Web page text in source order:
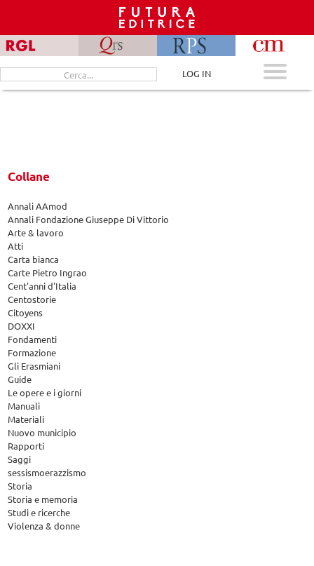
content
Cerca
per:
LOG IN
Collane
Annali AAmod
Annali Fondazione Giuseppe Di Vittorio
Arte & lavoro
Atti
Carta bianca
Carte Pietro Ingrao
Cent'anni d'Italia
Centostorie
Citoyens
DOXXI
Fondamenti
Formazione
Gli Erasmiani
Guide
Le opere e i giorni
Manuali
Materiali
Nuovo municipio
Rapporti
Saggi
sessismoerazzismo
Storia
Storia e memoria
Studi e ricerche
Violenza & donne